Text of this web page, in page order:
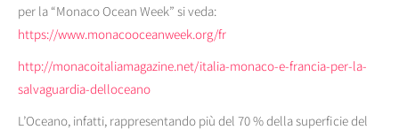
per la “Monaco Ocean Week” si veda:
https://www.monacooceanweek.org/fr
http://monacoitaliamagazine.net/italia-monaco-e-francia-per-la-
salvaguardia-delloceano
L’Oceano, infatti, rappresentando più del 70 % della superficie del